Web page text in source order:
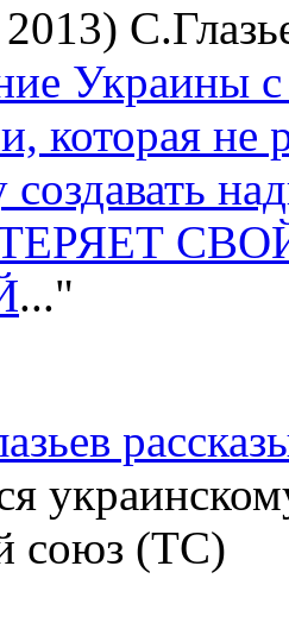
2013)
Украины
которая не
создавать
СВОЙ
..."
союз (ТС)